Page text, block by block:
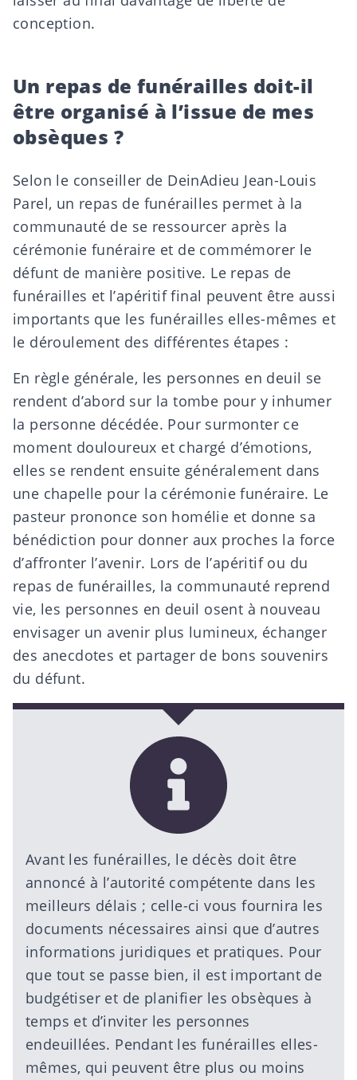
conception.
Un repas de funérailles doit-il
être organisé à l’issue de mes
obsèques ?
Selon le conseiller de DeinAdieu Jean-Louis
Parel, un repas de funérailles permet à la
communauté de se ressourcer après la
cérémonie funéraire et de commémorer le
défunt de manière positive. Le repas de
funérailles et l’apéritif final peuvent être aussi
importants que les funérailles elles-mêmes et
le déroulement des différentes étapes :
En règle générale, les personnes en deuil se
rendent d’abord sur la tombe pour y inhumer
la personne décédée. Pour surmonter ce
moment douloureux et chargé d’émotions,
elles se rendent ensuite généralement dans
une chapelle pour la cérémonie funéraire. Le
pasteur prononce son homélie et donne sa
bénédiction pour donner aux proches la force
d’affronter l’avenir. Lors de l’apéritif ou du
repas de funérailles, la communauté reprend
vie, les personnes en deuil osent à nouveau
envisager un avenir plus lumineux, échanger
des anecdotes et partager de bons souvenirs
du défunt.
Avant les funérailles, le décès doit être
annoncé à l’autorité compétente dans les
meilleurs délais ; celle-ci vous fournira les
documents nécessaires ainsi que d’autres
informations juridiques et pratiques. Pour
que tout se passe bien, il est important de
budgétiser et de planifier les obsèques à
temps et d’inviter les personnes
endeuillées. Pendant les funérailles elles-
mêmes, qui peuvent être plus ou moins